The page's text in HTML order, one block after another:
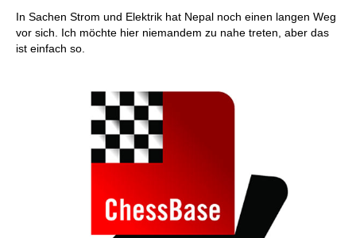
In Sachen Strom und Elektrik hat Nepal noch einen langen Weg
vor sich. Ich möchte hier niemandem zu nahe treten, aber das
ist einfach so.